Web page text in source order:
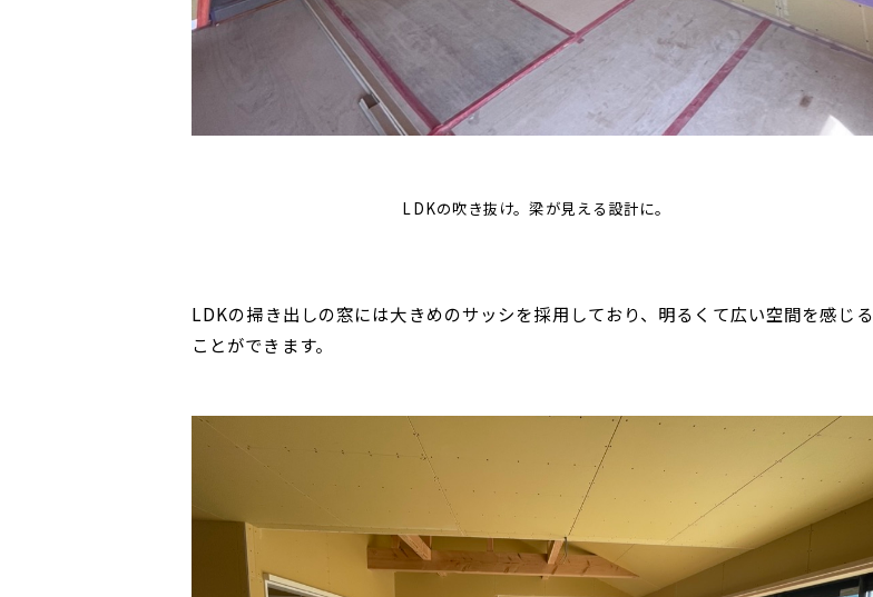
LDKの吹き抜け。梁が見える設計に。
LDKの掃き出しの窓には大きめのサッシを採用しており、明るくて広い空間を感じる
ことができます。